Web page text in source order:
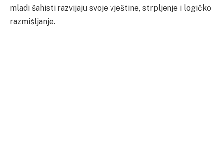
mladi šahisti razvijaju svoje vještine, strpljenje i logičko
razmišljanje.